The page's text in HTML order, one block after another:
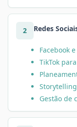
2 Redes
Facebook
TikTok
Gestão de